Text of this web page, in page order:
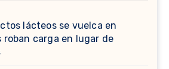
lácteos se vuelca en
roban carga en lugar de